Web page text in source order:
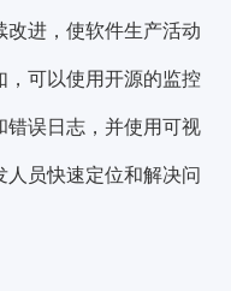
改进，使软件生产活动
，可以使用开源的监控
错误日志，并使用可视
员快速定位和解决问